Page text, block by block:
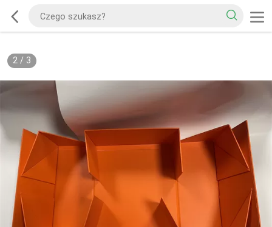
2/ 3